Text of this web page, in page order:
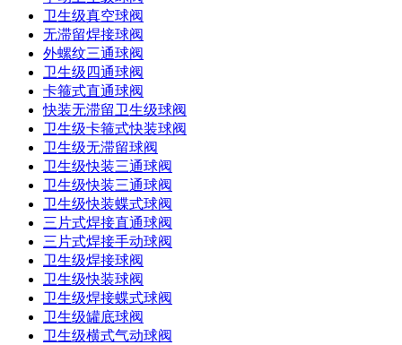
卫生级真空球阀
无滞留焊接球阀
外螺纹三通球阀
卫生级四通球阀
卡箍式直通球阀
快装无滞留卫生级球阀
卫生级卡箍式快装球阀
卫生级无滞留球阀
卫生级快装三通球阀
卫生级快装三通球阀
卫生级快装蝶式球阀
三片式焊接直通球阀
三片式焊接手动球阀
卫生级焊接球阀
卫生级快装球阀
卫生级焊接蝶式球阀
卫生级罐底球阀
卫生级横式气动球阀